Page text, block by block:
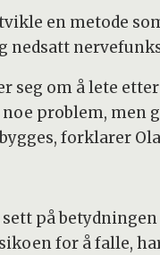
en metode
nedsatt
seg om å lete
problem,
forklarer
på
for å falle,